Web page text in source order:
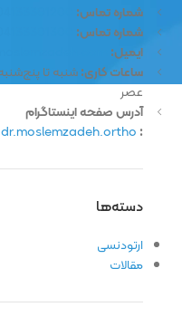
شماره تماس:
شماره تماس:
ایمیل:
ساعات کاری:
عصر
آدرس صفحه اینستاگرام
:
dr.moslemzadeh.ortho
دسته‌ها
ارتودنسی
مقالات